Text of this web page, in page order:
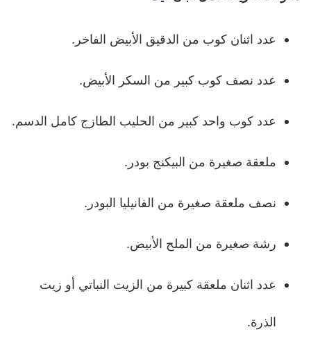
عدد اثنان كوب من الدقيق الأبيض الفاخر.
عدد نصف كوب كبير من السكر الأبيض.
عدد كوب واحد كبير من الحليب الطازج كامل الدسم.
ملعقة صغيرة من البيكنج بودر.
نصف ملعقة صغيرة من الفانيليا البودر.
رشة صغيرة من الملح الأبيض.
عدد اثنان ملعقة كبيرة من الزيت النباتي أو زيت
الذرة.